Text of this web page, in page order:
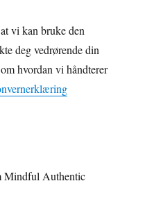
vi kan bruke den
deg vedrørende din
hvordan vi håndterer
Mindful Authentic